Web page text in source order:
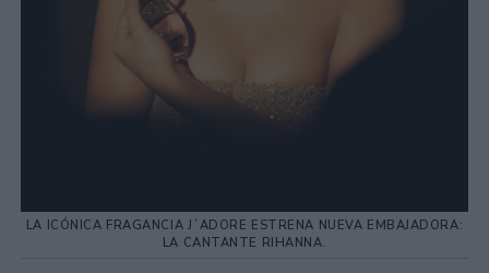
LA ICÓNICA FRAGANCIA J´ADORE ESTRENA NUEVA EMBAJADORA:
LA CANTANTE RIHANNA.